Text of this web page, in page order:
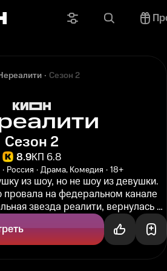
Сезон 2
Сезон 2
8.9КП 6.8
Россия Драма, Комедия 18+
из шоу, но не шоу из девушки.
провала на федеральном канале
звезда реалити, вернулась в